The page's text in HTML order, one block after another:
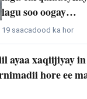
lagu soo oogay…
19 saacadood ka hor
ayaa xaqiijiyay
hore ee